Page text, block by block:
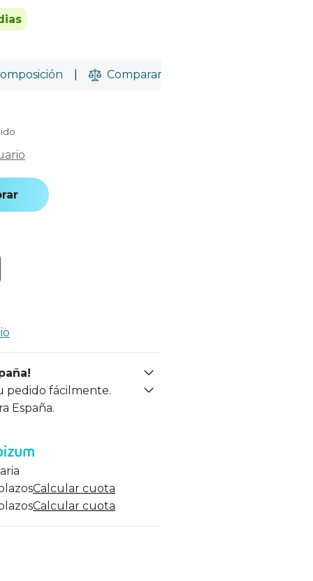
Comparar
pedido fácilmente.
España.
Calcular cuota
Calcular cuota